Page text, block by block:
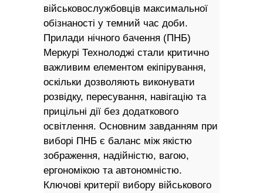
військовослужбовців максимальної
обізнаності у темний час доби.
Прилади нічного бачення (ПНБ)
Меркурі Технолоджі стали критично
важливим елементом екіпірування,
оскільки дозволяють виконувати
розвідку, пересування, навігацію та
прицільні дії без додаткового
освітлення. Основним завданням при
виборі ПНБ є баланс між якістю
зображення, надійністю, вагою,
ергономікою та автономністю.
Ключові критерії вибору військового